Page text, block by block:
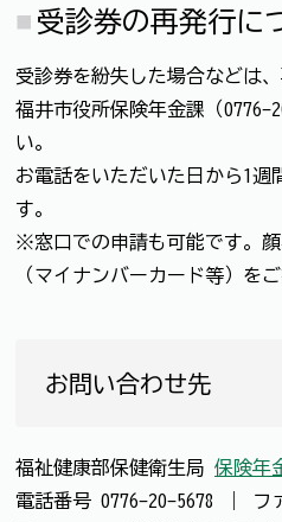
受診券の再発行に
受診券を紛失した場合などは
福井市役所保険年金課（0776-
い。
お電話をいただいた日から1週
す。
※窓口での申請も可能です。
（マイナンバーカード等）を
お問い合わせ先
福祉健康部保健衛生局 保険年
電話番号 0776-20-5678 フ